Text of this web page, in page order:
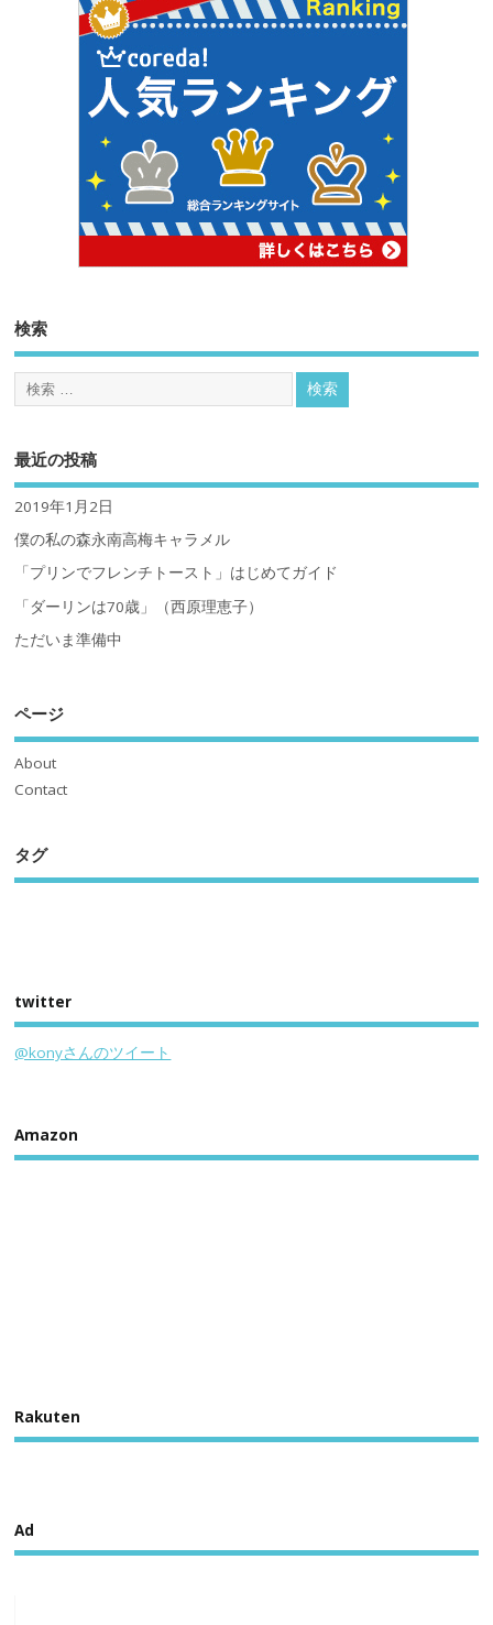
検索
最近の投稿
2019年1月2日
僕の私の森永南高梅キャラメル
「プリンでフレンチトースト」はじめてガイド
「ダーリンは70歳」（西原理恵子）
ただいま準備中
ページ
About
Contact
タグ
twitter
@konyさんのツイート
Amazon
Rakuten
Ad